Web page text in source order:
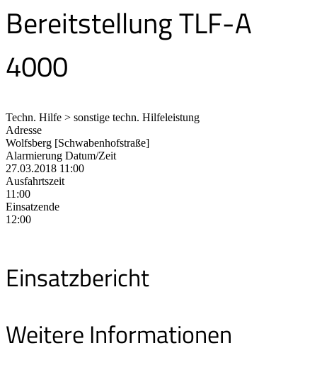
Bereitstellung TLF-A
4000
Techn. Hilfe > sonstige techn. Hilfeleistung
Adresse
Wolfsberg [Schwabenhofstraße]
Alarmierung Datum/Zeit
27.03.2018 11:00
Ausfahrtszeit
11:00
Einsatzende
12:00
Einsatzbericht
Weitere Informationen